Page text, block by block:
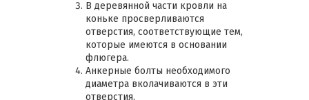
В деревянной части кровли на
коньке просверливаются
отверстия, соответствующие тем,
которые имеются в основании
флюгера.
Анкерные болты необходимого
диаметра вколачиваются в эти
отверстия.